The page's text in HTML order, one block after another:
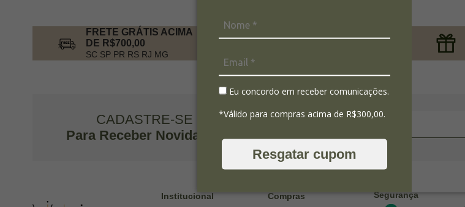
Eu concordo em receber comunicações.
*Válido para compras acima de R$300,00.
Resgatar cupom
FRETE GRÁTIS ACIMA
DE R$700,00
SC SP PR RS RJ MG
PARCELAMENTO
CADASTRE-SE
Para Receber Novidades
Institucional Compras Segurança